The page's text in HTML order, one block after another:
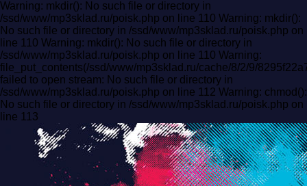
Warning: mkdir(): No such file or directory in
/ssd/www/mp3sklad.ru/poisk.php on line 110 Warning: mkdir():
No such file or directory in /ssd/www/mp3sklad.ru/poisk.php on
line 110 Warning: mkdir(): No such file or directory in
/ssd/www/mp3sklad.ru/poisk.php on line 110 Warning:
file_put_contents(/ssd/www/mp3sklad.ru/cache/8/2/9/
failed to open stream: No such file or directory in
/ssd/www/mp3sklad.ru/poisk.php on line 112 Warning: chmod():
No such file or directory in /ssd/www/mp3sklad.ru/poisk.php on
line 113